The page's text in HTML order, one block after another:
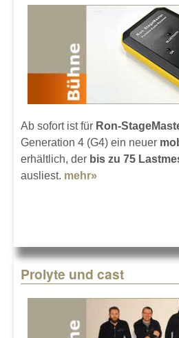
Ab sofort ist für Ron-
Generation 4 (G4) ein neuer
erhältlich, der bis zu 75
ausliest. mehr»
Prolyte und cast